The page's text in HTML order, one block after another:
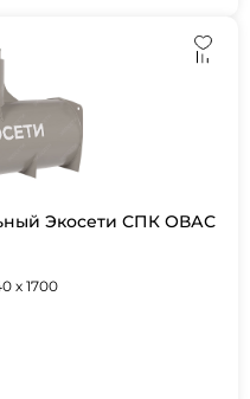
Экосети СПК ОВАС
х 1700